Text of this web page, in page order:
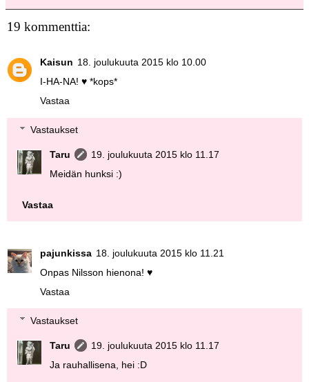
19 kommenttia:
Kaisun 18. joulukuuta 2015 klo 10.00
I-HA-NA! ♥ *kops*
Vastaa
Vastaukset
Taru
19. joulukuuta 2015 klo 11.17
Meidän hunksi :)
Vastaa
pajunkissa 18. joulukuuta 2015 klo 11.21
Onpas Nilsson hienona! ♥
Vastaa
Vastaukset
Taru
19. joulukuuta 2015 klo 11.17
Ja rauhallisena, hei :D